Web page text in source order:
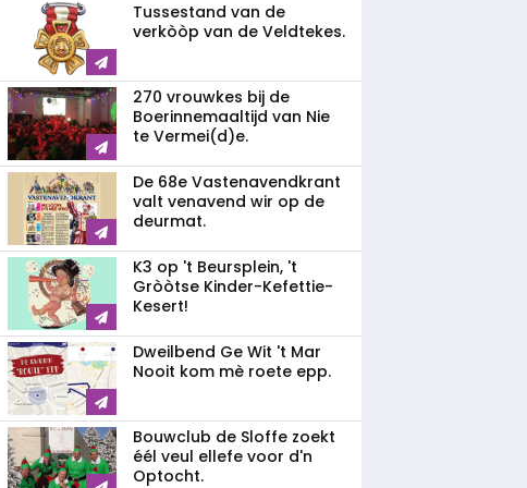
Tussestand van de
verkòòp van de Veldtekes.
270 vrouwkes bij de
Boerinnemaaltijd van Nie
te Vermei(d)e.
De 68e Vastenavendkrant
valt venavend wir op de
deurmat.
K3 op 't Beursplein, 't
Gròòtse Kinder-Kefettie-
Kesert!
Dweilbend Ge Wit 't Mar
Nooit kom mè roete epp.
Bouwclub de Sloffe zoekt
éél veul ellefe voor d'n
Optocht.